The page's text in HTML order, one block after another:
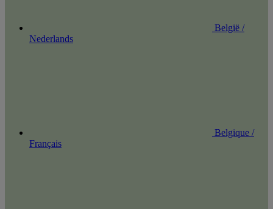
België /
Nederlands
Belgique /
Français